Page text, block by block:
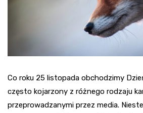
Co roku 25 listopada obchodzimy
często kojarzony z różnego rodzaju
przeprowadzanymi przez media.